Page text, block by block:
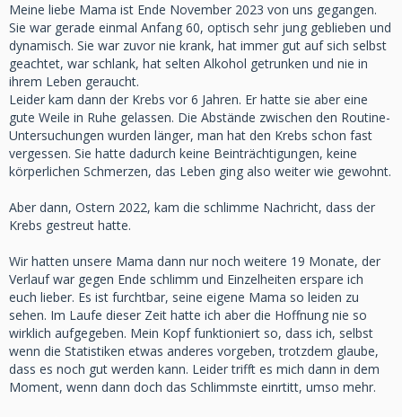
Meine liebe Mama ist Ende November 2023 von uns gegangen.
Sie war gerade einmal Anfang 60, optisch sehr jung geblieben und
dynamisch. Sie war zuvor nie krank, hat immer gut auf sich selbst
geachtet, war schlank, hat selten Alkohol getrunken und nie in
ihrem Leben geraucht.
Leider kam dann der Krebs vor 6 Jahren. Er hatte sie aber eine
gute Weile in Ruhe gelassen. Die Abstände zwischen den Routine-
Untersuchungen wurden länger, man hat den Krebs schon fast
vergessen. Sie hatte dadurch keine Beinträchtigungen, keine
körperlichen Schmerzen, das Leben ging also weiter wie gewohnt.
Aber dann, Ostern 2022, kam die schlimme Nachricht, dass der
Krebs gestreut hatte.
Wir hatten unsere Mama dann nur noch weitere 19 Monate, der
Verlauf war gegen Ende schlimm und Einzelheiten erspare ich
euch lieber. Es ist furchtbar, seine eigene Mama so leiden zu
sehen. Im Laufe dieser Zeit hatte ich aber die Hoffnung nie so
wirklich aufgegeben. Mein Kopf funktioniert so, dass ich, selbst
wenn die Statistiken etwas anderes vorgeben, trotzdem glaube,
dass es noch gut werden kann. Leider trifft es mich dann in dem
Moment, wenn dann doch das Schlimmste einrtitt, umso mehr.